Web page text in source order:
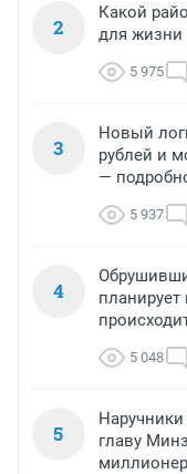
2
Какой
для
5 975
3
Новый
рублей и
—
5 937
4
планирует
5 048
5
главу